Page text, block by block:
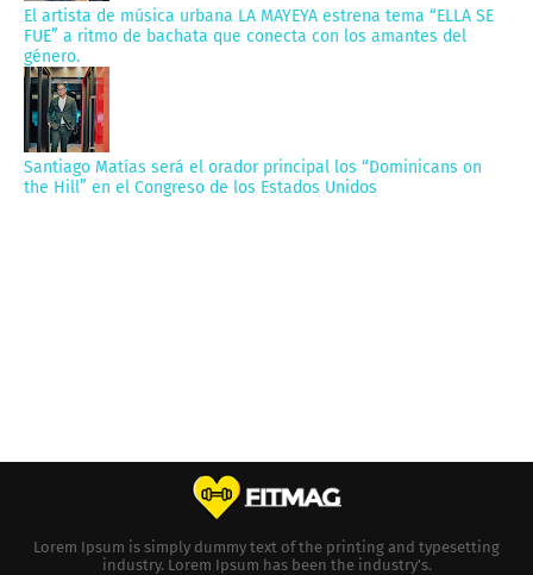
El artista de música urbana LA MAYEYA estrena tema “ELLA SE
FUE” a ritmo de bachata que conecta con los amantes del
género.
Santiago Matías será el orador principal los “Dominicans on
the Hill” en el Congreso de los Estados Unidos
Lorem Ipsum is simply dummy text of the printing and typesetting
industry. Lorem Ipsum has been the industry's.